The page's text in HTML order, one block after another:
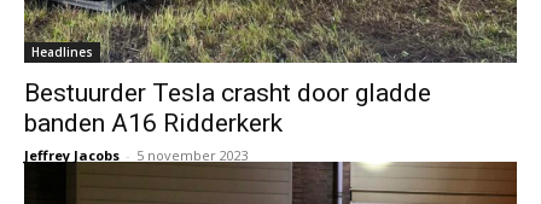
Headlines
Bestuurder Tesla crasht door gladde
banden A16 Ridderkerk
Jeffrey Jacobs - 5 november 2023